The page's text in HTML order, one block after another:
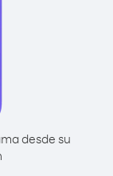
desde su